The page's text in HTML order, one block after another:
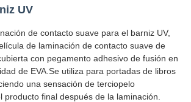
UV
de contacto suave para el barniz UV,
de laminación de contacto suave de
con pegamento adhesivo de fusión en
de EVA.Se utiliza para portadas de libros
una sensación de terciopelo
producto final después de la laminación.